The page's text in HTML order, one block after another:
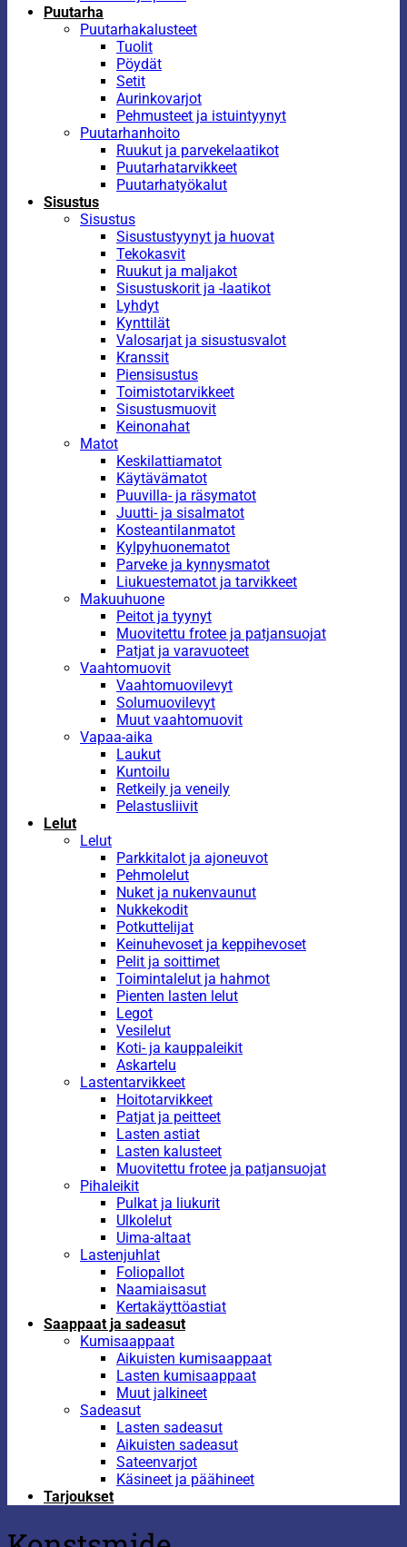
Puutarha
Puutarhakalusteet
Tuolit
Pöydät
Setit
Aurinkovarjot
Pehmusteet ja istuintyynyt
Puutarhanhoito
Ruukut ja parvekelaatikot
Puutarhatarvikkeet
Puutarhatyökalut
Sisustus
Sisustus
Sisustustyynyt ja huovat
Tekokasvit
Ruukut ja maljakot
Sisustuskorit ja -laatikot
Lyhdyt
Kynttilät
Valosarjat ja sisustusvalot
Kranssit
Piensisustus
Toimistotarvikkeet
Sisustusmuovit
Keinonahat
Matot
Keskilattiamatot
Käytävämatot
Puuvilla- ja räsymatot
Juutti- ja sisalmatot
Kosteantilanmatot
Kylpyhuonematot
Parveke ja kynnysmatot
Liukuestematot ja tarvikkeet
Makuuhuone
Peitot ja tyynyt
Muovitettu frotee ja patjansuojat
Patjat ja varavuoteet
Vaahtomuovit
Vaahtomuovilevyt
Solumuovilevyt
Muut vaahtomuovit
Vapaa-aika
Laukut
Kuntoilu
Retkeily ja veneily
Pelastusliivit
Lelut
Lelut
Parkkitalot ja ajoneuvot
Pehmolelut
Nuket ja nukenvaunut
Nukkekodit
Potkuttelijat
Keinuhevoset ja keppihevoset
Pelit ja soittimet
Toimintalelut ja hahmot
Pienten lasten lelut
Legot
Vesilelut
Koti- ja kauppaleikit
Askartelu
Lastentarvikkeet
Hoitotarvikkeet
Patjat ja peitteet
Lasten astiat
Lasten kalusteet
Muovitettu frotee ja patjansuojat
Pihaleikit
Pulkat ja liukurit
Ulkolelut
Uima-altaat
Lastenjuhlat
Foliopallot
Naamiaisasut
Kertakäyttöastiat
Saappaat ja sadeasut
Kumisaappaat
Aikuisten kumisaappaat
Lasten kumisaappaat
Muut jalkineet
Sadeasut
Lasten sadeasut
Aikuisten sadeasut
Sateenvarjot
Käsineet ja päähineet
Tarjoukset